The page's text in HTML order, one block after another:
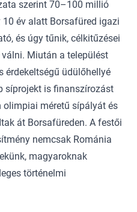
szerint 70–100 millió
év alatt Borsafüred igazi
és úgy tűnik, célkitűzései
Miután a települést
érdekeltségű üdülőhellyé
síprojekt is finanszírozást
olimpiai méretű sípályát és
át Borsafüreden. A festői
nemcsak Románia
magyaroknak
történelmi